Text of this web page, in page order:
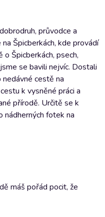
průvodce a
Špicberkách, kde provádí
Špicberkách, psech,
se bavili nejvíc. Dostali
cestě na
k vysněné práci a
přírodě. Určitě se k
nádherných fotek na
máš pořád pocit, že